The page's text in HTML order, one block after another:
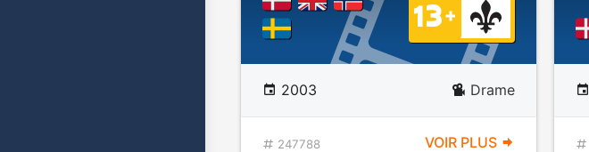
2003 Drame
247788 VOIR PLUS